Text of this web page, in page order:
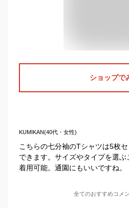
ショップで
KUMIKAN(40代・女性)
こちらの七分袖のTシャツは5枚
できます。サイズやタイプを選
着用可能。通園にもいいですね。
全てのおすすめコメ